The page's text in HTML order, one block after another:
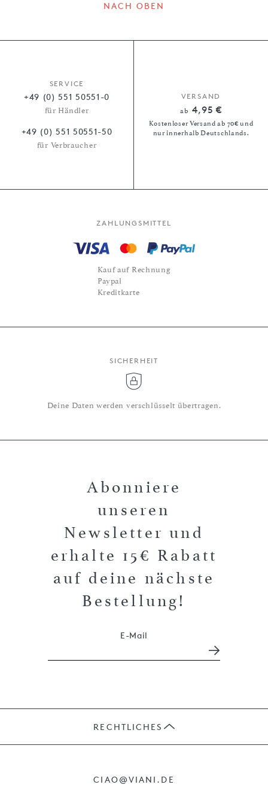
NACH OBEN
SERVICE
+49 (0) 551 50551-0
für Händler
+49 (0) 551 50551-50
für Verbraucher
VERSAND
ab 4,95 €
Kostenloser Versand ab 70€ und
nur innerhalb Deutschlands.
ZAHLUNGSMITTEL
Kauf auf Rechnung
Paypal
Kreditkarte
SICHERHEIT
Deine Daten werden verschlüsselt übertragen.
Abonniere
unseren
Newsletter und
erhalte 15€ Rabatt
auf deine nächste
Bestellung!
E-Mail
RECHTLICHES
CIAO@VIANI.DE